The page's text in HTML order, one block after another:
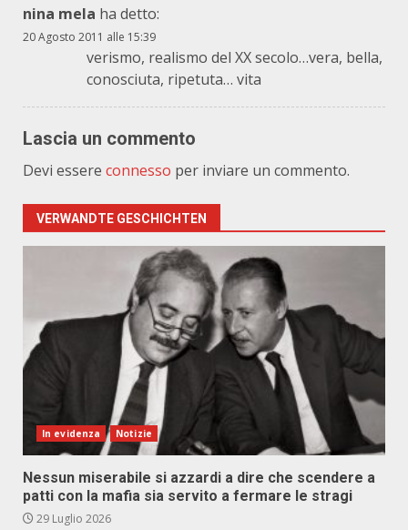
nina mela ha detto:
20 Agosto 2011 alle 15:39
verismo, realismo del XX secolo…vera, bella,
conosciuta, ripetuta… vita
Lascia un commento
Devi essere connesso per inviare un commento.
VERWANDTE GESCHICHTEN
In evidenza Notizie
Nessun miserabile si azzardi a dire che scendere a
patti con la mafia sia servito a fermare le stragi
29 Luglio 2026